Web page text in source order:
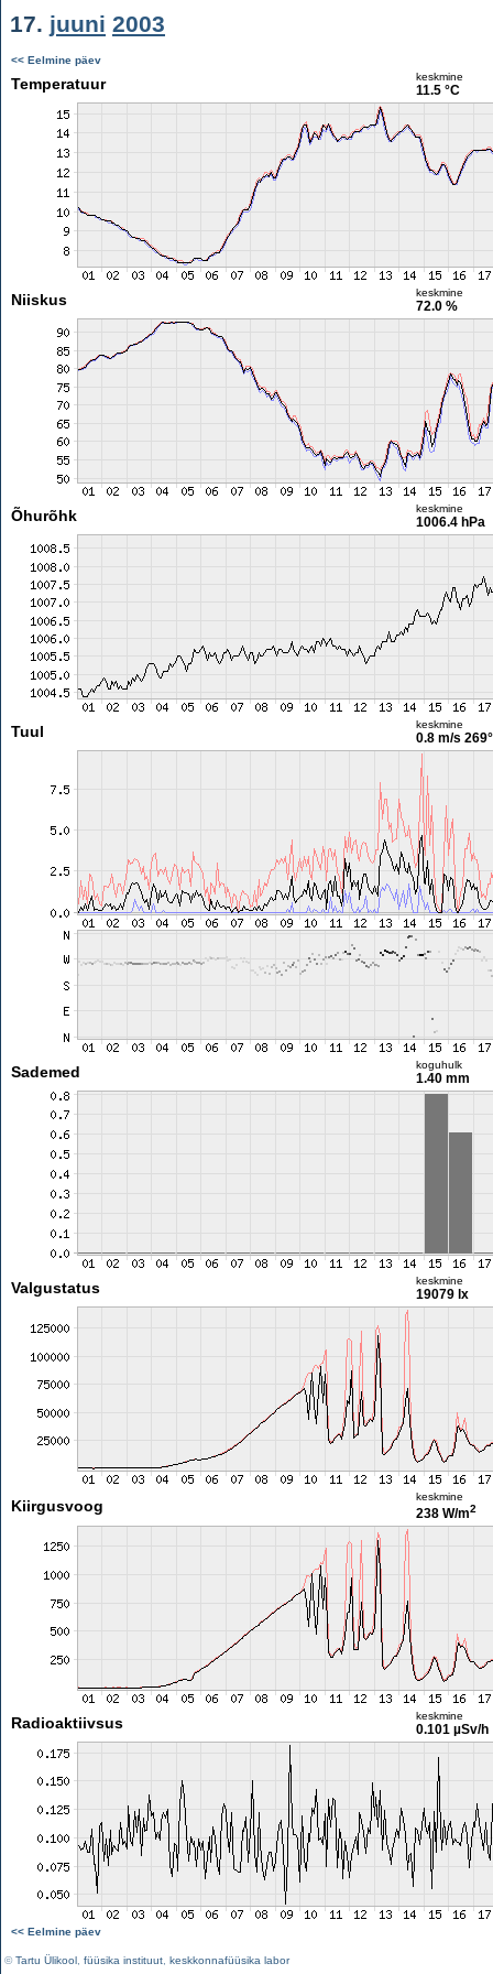
17. juuni 2003
<< Eelmine päev
Temperatuur keskmine
11.5 °C
Niiskus keskmine
72.0 %
Õhurõhk keskmine
1006.4 hPa
Tuul keskmine
0.8 m/s 269°
Sademed koguhulk
1.40 mm
Valgustatus keskmine
19079 lx
Kiirgusvoog
keskmine
238 W/m2
Radioaktiivsus keskmine
0.101 µSv/h
<< Eelmine päev
©Tartu Ülikool füüsika instituut keskkonnafüüsika labor